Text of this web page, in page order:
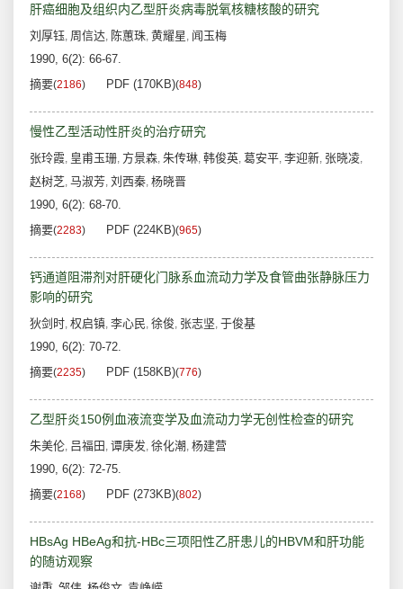
肝癌细胞及组织内乙型肝炎病毒脱氧核糖核酸的研究
刘厚钰, 周信达, 陈蕙珠, 黄耀星, 闻玉梅
1990, 6(2): 66-67.
摘要(2186) PDF (170KB)(848)
慢性乙型活动性肝炎的治疗研究
张玲霞, 皇甫玉珊, 方景森, 朱传琳, 韩俊英, 葛安平, 李迎新, 张晓凌,
赵树芝, 马淑芳, 刘西秦, 杨晓晋
1990, 6(2): 68-70.
摘要(2283) PDF (224KB)(965)
钙通道阻滞剂对肝硬化门脉系血流动力学及食管曲张静脉压力
影响的研究
狄剑时, 权启镇, 李心民, 徐俊, 张志坚, 于俊基
1990, 6(2): 70-72.
摘要(2235) PDF (158KB)(776)
乙型肝炎150例血液流变学及血流动力学无创性检查的研究
朱美伦, 吕福田 , 谭庚发, 徐化潮, 杨建营
1990, 6(2): 72-75.
摘要(2168) PDF (273KB)(802)
HBsAg HBeAg和抗-HBc三项阳性乙肝患儿的HBVM和肝功能
的随访观察